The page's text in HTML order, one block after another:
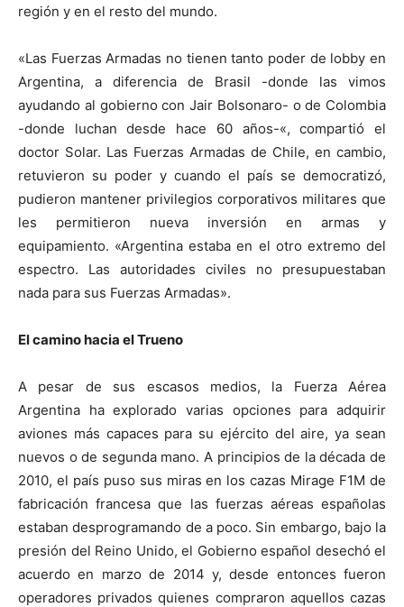
región y en el resto del mundo.
«Las Fuerzas Armadas no tienen tanto poder de lobby en
Argentina, a diferencia de Brasil -donde las vimos
ayudando al gobierno con Jair Bolsonaro- o de Colombia
-donde luchan desde hace 60 años-«, compartió el
doctor Solar. Las Fuerzas Armadas de Chile, en cambio,
retuvieron su poder y cuando el país se democratizó,
pudieron mantener privilegios corporativos militares que
les permitieron nueva inversión en armas y
equipamiento. «Argentina estaba en el otro extremo del
espectro. Las autoridades civiles no presupuestaban
nada para sus Fuerzas Armadas».
El camino hacia el Trueno
A pesar de sus escasos medios, la Fuerza Aérea
Argentina ha explorado varias opciones para adquirir
aviones más capaces para su ejército del aire, ya sean
nuevos o de segunda mano. A principios de la década de
2010, el país puso sus miras en los cazas Mirage F1M de
fabricación francesa que las fuerzas aéreas españolas
estaban desprogramando de a poco. Sin embargo, bajo la
presión del Reino Unido, el Gobierno español desechó el
acuerdo en marzo de 2014 y, desde entonces fueron
operadores privados quienes compraron aquellos cazas